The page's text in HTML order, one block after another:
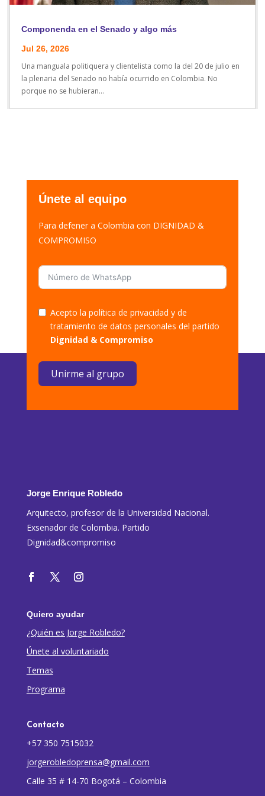
Componenda en el Senado y algo más
Jul 26, 2026
Una manguala politiquera y clientelista como la del 20 de julio en
la plenaria del Senado no había ocurrido en Colombia. No
porque no se hubieran...
Únete al equipo
Para defener a Colombia con DIGNIDAD &
COMPROMISO
Acepto la política de privacidad y de
tratamiento de datos personales del partido
Dignidad & Compromiso
Unirme al grupo
Jorge Enrique Robledo
Arquitecto, profesor de la Universidad Nacional.
Exsenador de Colombia. Partido
Dignidad&compromiso
Quiero ayudar
¿Quién es Jorge Robledo?
Únete al voluntariado
Temas
Programa
Contacto
+57 350 7515032
jorgerobledoprensa@gmail.com
Calle 35 # 14-70 Bogotá – Colombia